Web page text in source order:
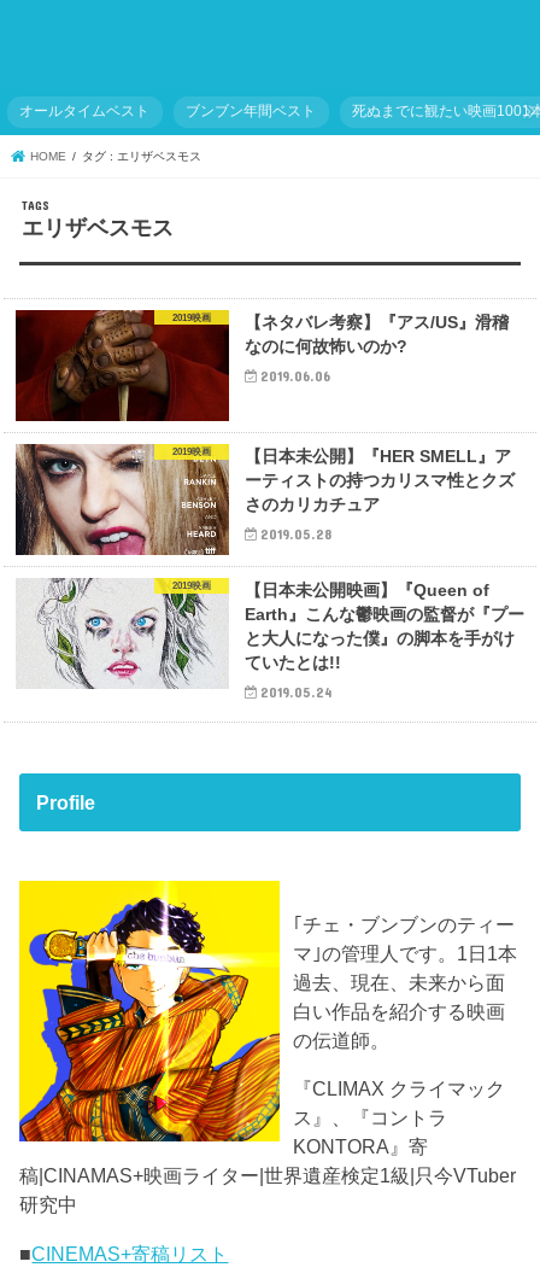
オールタイムベスト ブンブン年間ベスト 死ぬまでに観たい映画1001
HOME タグ : エリザベスモス
エリザベスモス
2019映画
【ネタバレ考察】『アス/US』滑稽
なのに何故怖いのか?
2019.06.06
2019映画
【日本未公開】『HER SMELL』ア
ーティストの持つカリスマ性とクズ
さのカリカチュア
2019.05.28
2019映画
【日本未公開映画】『Queen of
Earth』こんな鬱映画の監督が『プー
と大人になった僕』の脚本を手がけ
ていたとは!!
2019.05.24
Profile
｢チェ・ブンブンのティー
マ｣の管理人です。1日1本
過去、現在、未来から面
白い作品を紹介する映画
の伝道師。
『CLIMAX クライマック
ス』、『コントラ
KONTORA』寄
稿|CINAMAS+映画ライター|世界遺産検定1級|只今VTuber
研究中
■CINEMAS+寄稿リスト